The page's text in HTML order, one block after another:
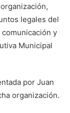
legales del
comunicación y
Municipal
por Juan
organización.